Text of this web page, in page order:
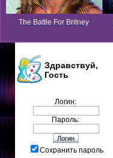
The Battle For Britney
Здравствуй,
Гость
Логин:
Пароль:
Сохранить пароль